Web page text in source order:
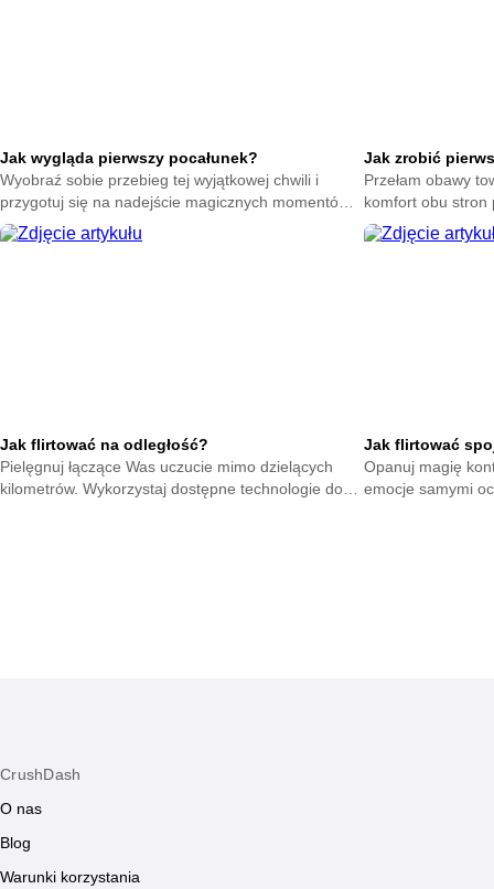
Jak wygląda pierwszy pocałunek?
Wyobraź sobie przebieg tej wyjątkowej chwili i
przygotuj się na nadejście magicznych momentów.
Zrozum naturę intymnych gestów bez zbędnego
stresu.
Jak zrobić
Przełam obawy
komfort obu stron
Poczuj spokój
Jak flirtować na odległość?
Pielęgnuj łączące Was uczucie mimo dzielących
kilometrów. Wykorzystaj dostępne technologie do
Jak flirtować
Opanuj magię
emocje samymi
CrushDash
O nas
Blog
Warunki korzystania